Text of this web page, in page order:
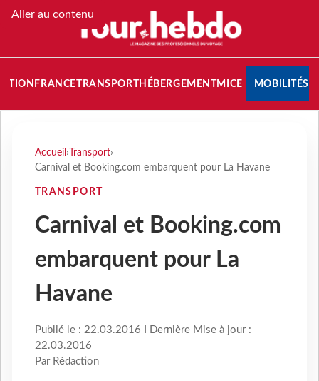
Aller au contenu
FRANCETRANSPORT HÉBERGEMENTMICE MOBILITÉS
Accueil › Transport›
Carnival et Booking.com embarquent pour La Havane
TRANSPORT
Carnival et Booking.com
embarquent pour La
Havane
Publié le : 22.03.2016 I Dernière Mise à jour :
22.03.2016
Par Rédaction